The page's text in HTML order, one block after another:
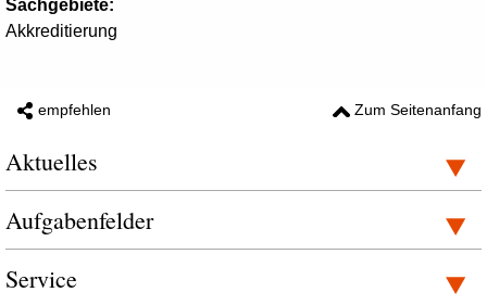
Sachgebiete:
Akkreditierung
empfehlen Zum Seitenanfang
Aktuelles
Aufgabenfelder
Service